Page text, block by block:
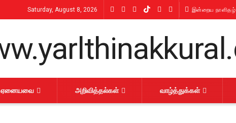
Saturday, August 8, 2026 இன்றைய நாளிதழ்
ஏனையவை அறிவித்தல்கள் வாழ்த்துக்கள்